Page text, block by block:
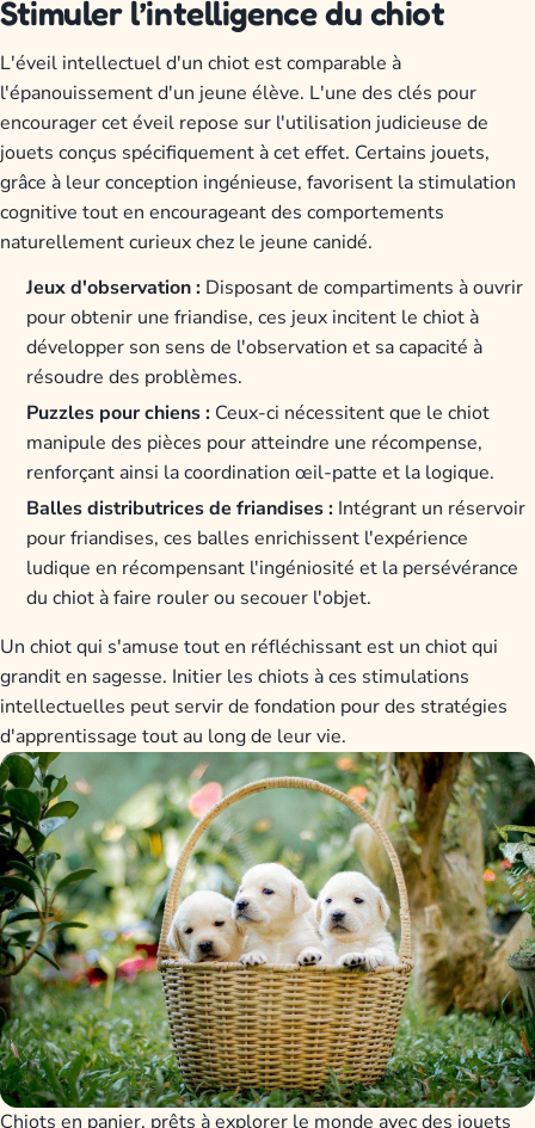
Stimuler l’intelligence du chiot
L'éveil intellectuel d'un chiot est comparable à
l'épanouissement d'un jeune élève. L'une des clés pour
encourager cet éveil repose sur l'utilisation judicieuse de
jouets conçus spécifiquement à cet effet. Certains jouets,
grâce à leur conception ingénieuse, favorisent la stimulation
cognitive tout en encourageant des comportements
naturellement curieux chez le jeune canidé.
Jeux d'observation : Disposant de compartiments à ouvrir
pour obtenir une friandise, ces jeux incitent le chiot à
développer son sens de l'observation et sa capacité à
résoudre des problèmes.
Puzzles pour chiens : Ceux-ci nécessitent que le chiot
manipule des pièces pour atteindre une récompense,
renforçant ainsi la coordination œil-patte et la logique.
Balles distributrices de friandises : Intégrant un réservoir
pour friandises, ces balles enrichissent l'expérience
ludique en récompensant l'ingéniosité et la persévérance
du chiot à faire rouler ou secouer l'objet.
Un chiot qui s'amuse tout en réfléchissant est un chiot qui
grandit en sagesse. Initier les chiots à ces stimulations
intellectuelles peut servir de fondation pour des stratégies
d'apprentissage tout au long de leur vie.
Chiots en panier, prêts à explorer le monde avec des jouets